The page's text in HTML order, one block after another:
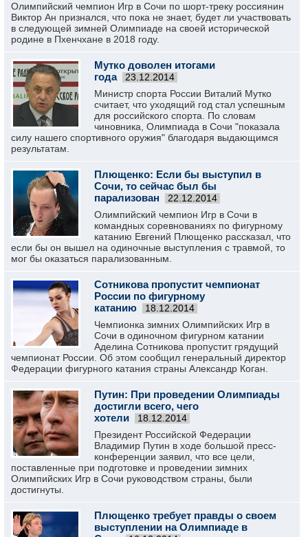
Олимпийский чемпион Игр в Сочи по шорт-треку россиянин
Виктор Ан признался, что пока не знает, будет ли участвовать
в следующей зимней Олимпиаде на своей исторической
родине в Пхенчхане в 2018 году.
Мутко доволен итогами
года
23.12.2014
Министр спорта России Виталий Мутко
считает, что уходящий год стал успешным
для российского спорта. По словам
чиновника, Олимпиада в Сочи "показала
силу нашего спортивного оружия" благодаря выдающимся
результатам.
Плющенко: Если бы выступил в
Сочи, то сейчас был бы
парализован
22.12.2014
Олимпийский чемпион Игр в Сочи в
командных соревнованиях по фигурному
катанию Евгений Плющенко рассказал, что
если бы он вышел на одиночные выступления с травмой, то
мог бы оказаться парализованным.
Сотникова пропустит чемпионат
России по фигурному
катанию
18.12.2014
Чемпионка зимних Олимпийских Игр в
Сочи в одиночном фигурном катании
Аделина Сотникова пропустит грядущий
чемпионат России. Об этом сообщил генеральный директор
Федерации фигурного катания страны Александр Коган.
Путин: При проведении Олимпиады
достигли всего, чего
хотели
18.12.2014
Президент Российской Федерации
Владимир Путин в ходе большой пресс-
конференции заявил, что все цели,
поставленные при подготовке и проведении зимних
Олимпийских Игр в Сочи руководством страны, были
достигнуты.
Плющенко требует правды о своем
выступлении на Олимпиаде в